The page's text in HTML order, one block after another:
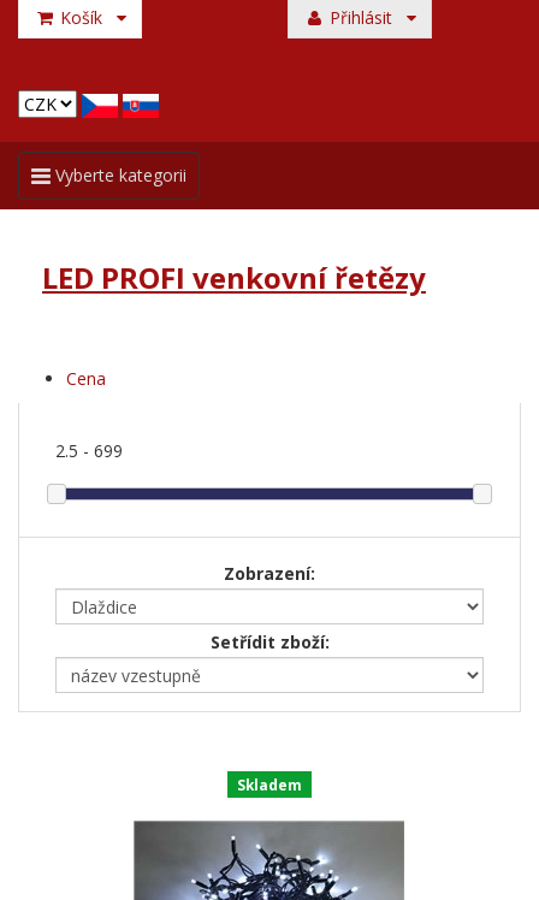
Košík Přihlásit
Toggle
navigation
Vyberte kategorii
LED PROFI venkovní řetězy
Cena
2.5 - 699
Zobrazení:
Setřídit zboží:
Skladem